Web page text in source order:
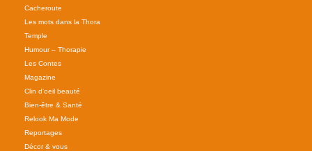
Cacheroute
Les mots dans la Thora
Temple
Humour – Thorapie
Les Contes
Magazine
Clin d'oeil beauté
Bien-être & Santé
Relook Ma Mode
Reportages
Décor & vous